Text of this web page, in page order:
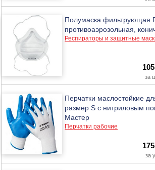
Полумаска фильтрующая
противоаэрозольная,
Респираторы и защитные
Перчатки маслостойкие
размер S с нитриловым
Мастер
Перчатки рабочие